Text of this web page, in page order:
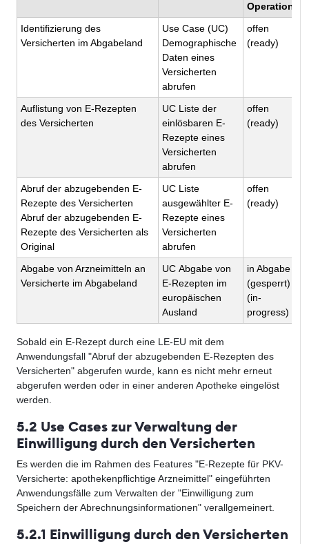
Operation
Identifizierung des
Versicherten im Abgabeland
Use Case (UC)
Demographische
Daten eines
Versicherten
abrufen
offen
(ready)
Auflistung von E-Rezepten
des Versicherten
UC Liste der
einlösbaren E-
Rezepte eines
Versicherten
abrufen
offen
(ready)
Abruf der abzugebenden E-
Rezepte des Versicherten
Abruf der abzugebenden E-
Rezepte des Versicherten als
Original
UC Liste
ausgewählter E-
Rezepte eines
Versicherten
abrufen
offen
(ready)
Abgabe von Arzneimitteln an
Versicherte im Abgabeland
UC Abgabe von
E-Rezepten im
europäischen
Ausland
in Abgabe
(gesperrt)
(in-
progress)
Sobald ein E-Rezept durch eine LE-EU mit dem
Anwendungsfall "Abruf der abzugebenden E-Rezepten des
Versicherten" abgerufen wurde, kann es nicht mehr erneut
abgerufen werden oder in einer anderen Apotheke eingelöst
werden.
5.2 Use Cases zur Verwaltung der
Einwilligung durch den Versicherten
Es werden die im Rahmen des Features "E-Rezepte für PKV-
Versicherte: apothekenpflichtige Arzneimittel" eingeführten
Anwendungsfälle zum Verwalten der "Einwilligung zum
Speichern der Abrechnungsinformationen" verallgemeinert.
5.2.1 Einwilligung durch den Versicherten